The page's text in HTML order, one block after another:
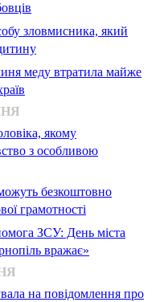
зловмисника, який
меду втратила майже
якому
з особливою
безкоштовно
грамотності
ЗСУ: День міста
вражає»
на повідомлення про